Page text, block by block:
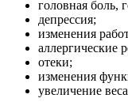
головная боль,
депрессия;
изменения
аллергические
отеки;
изменения
увеличение